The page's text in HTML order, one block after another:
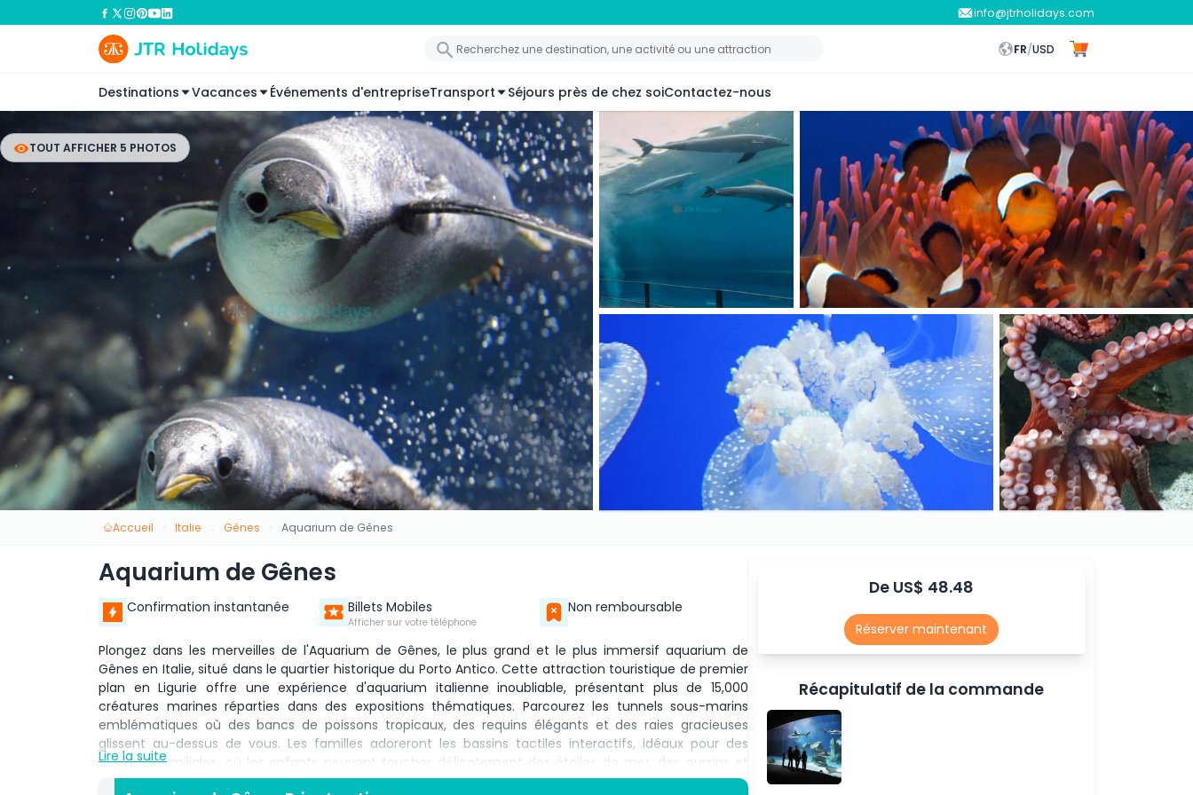
info@jtrholidays.com
FR/USD
Destinations Vacances Événements d'entrepriseTransport Séjours près de chez soiContactez-nous
TOUT AFFICHER 5 PHOTOS
Accueil Italie Gênes Aquarium de Gênes
Aquarium de Gênes
Confirmation instantanée Billets Mobiles
Afficher sur votre téléphone
Non remboursable
Plongez dans les merveilles de l'Aquarium de Gênes, le plus grand et le plus immersif aquarium de
Gênes en Italie, situé dans le quartier historique du Porto Antico. Cette attraction touristique de premier
plan en Ligurie offre une expérience d'aquarium italienne inoubliable, présentant plus de 15,000
créatures marines réparties dans des expositions thématiques. Parcourez les tunnels sous-marins
emblématiques où des bancs de poissons tropicaux, des requins élégants et des raies gracieuses
glissent au-dessus de vous. Les familles adoreront les bassins tactiles interactifs, idéaux pour des
activités familiales, où les enfants peuvent toucher délicatement des étoiles de mer, des oursins et
d'autres créatures fascinantes. Assistez à l'intelligence des dauphins dans le delphinarium dédié, qui
Lire la suite
De US$ 48.48
Réserver maintenant
Récapitulatif de la commande